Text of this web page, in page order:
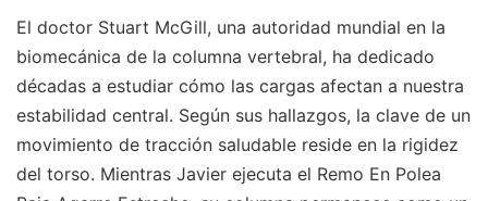
El doctor Stuart McGill, una autoridad mundial en la
biomecánica de la columna vertebral, ha dedicado
décadas a estudiar cómo las cargas afectan a nuestra
estabilidad central. Según sus hallazgos, la clave de un
movimiento de tracción saludable reside en la rigidez
del torso. Mientras Javier ejecuta el Remo En Polea